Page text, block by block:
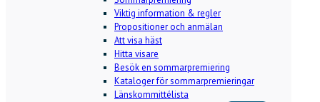
Viktig information & regler
Propositioner och anmälan
Att visa häst
Hitta visare
Besök en sommarpremiering
Kataloger för sommarpremieringar
Länskommittélista